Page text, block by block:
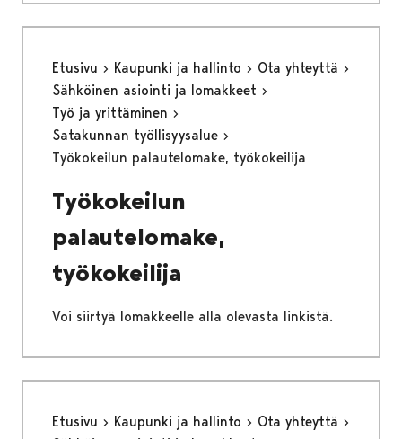
Etusivu Kaupunki ja hallinto
Ota yhteyttä
Sähköinen asiointi ja lomakkeet
Työ ja yrittäminen
Satakunnan työllisyysalue
Työkokeilun palautelomake, työkokeilija
Työkokeilun
palautelomake,
työkokeilija
Voi siirtyä lomakkeelle alla olevasta linkistä.
Etusivu Kaupunki ja hallinto
Ota yhteyttä